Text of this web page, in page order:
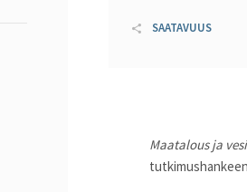
SAATAVUUS
Maatalous ja